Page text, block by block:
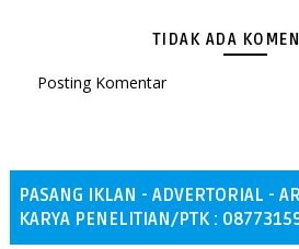
TIDAK ADA
Posting Komentar
PASANG IKLAN - ADVERTORIAL -
KARYA PENELITIAN/PTK :